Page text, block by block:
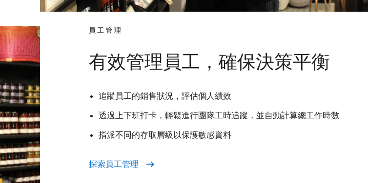
員工管理
有效管理員工，確保決策平衡
追蹤員工的銷售狀況，評估個人績效
透過上下班打卡，輕鬆進行團隊工時追蹤，並自動計算總工作時數
指派不同的存取層級以保護敏感資料
探索員工管理